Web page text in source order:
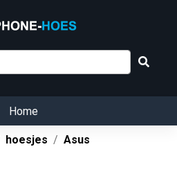
Home
hoesjes
Asus